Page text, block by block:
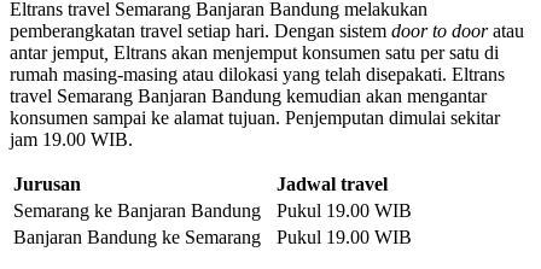
Eltrans travel Semarang Banjaran Bandung melakukan
pemberangkatan travel setiap hari. Dengan sistem door to dooratau
antar jemput Eltrans akan menjemput konsumen satu per satu di
rumah masing-masing atau dilokasi yang telah disepakati. Eltrans
travel Semarang Banjaran Bandung kemudian akan mengantar
konsumen sampai ke alamat tujuan. Penjemputan dimulai sekitar
jam 19.00 WIB.
Jurusan
Jadwal travel
Semarang ke Banjaran Bandung
Pukul 19.00 WIB
Banjaran Bandung ke Semarang
Pukul 19.00 WIB